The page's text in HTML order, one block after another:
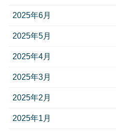
2025年6月
2025年5月
2025年4月
2025年3月
2025年2月
2025年1月